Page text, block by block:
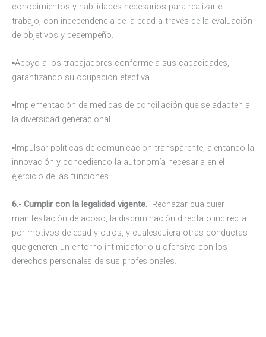
conocimientos y habilidades necesarios para realizar el
trabajo, con independencia de la edad a través de la evaluación
de objetivos y desempeño.
▪Apoyo a los trabajadores conforme a sus capacidades,
garantizando su ocupación efectiva.
▪Implementación de medidas de conciliación que se adapten a
la diversidad generacional
▪Impulsar políticas de comunicación transparente, alentando la
innovación y concediendo la autonomía necesaria en el
ejercicio de las funciones.
6.- Cumplir con la legalidad vigente. Rechazar cualquier
manifestación de acoso, la discriminación directa o indirecta
por motivos de edad y otros, y cualesquiera otras conductas
que generen un entorno intimidatorio u ofensivo con los
derechos personales de sus profesionales.